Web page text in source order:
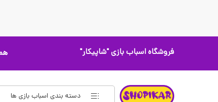
فروشگاه اسباب بازی"شاپیکار"
دسته بندی اسباب بازی ها